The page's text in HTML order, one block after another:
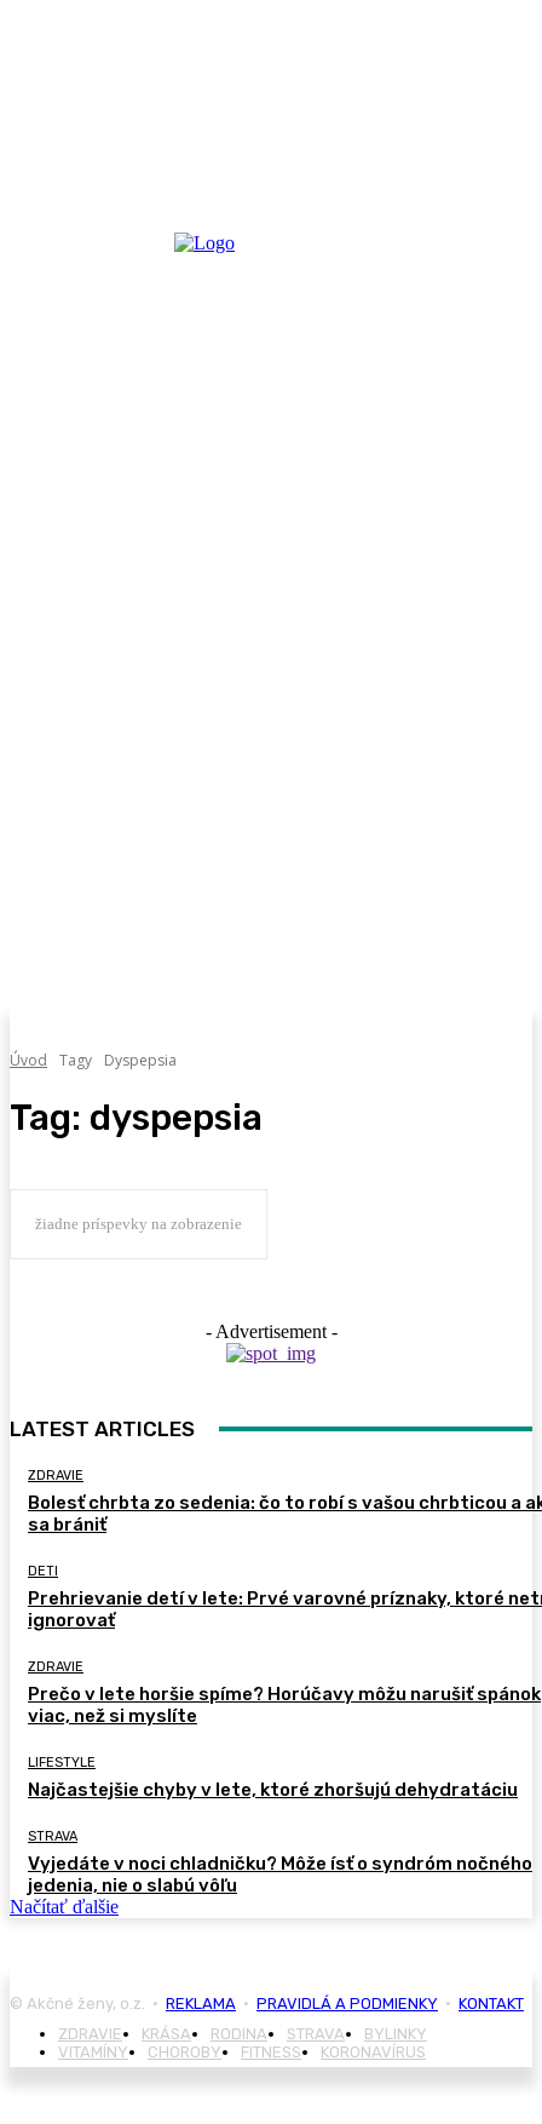
Úvod Tagy Dyspepsia
Tag: dyspepsia
žiadne príspevky na zobrazenie
- Advertisement -
LATEST ARTICLES
ZDRAVIE
Bolesť chrbta zo sedenia: čo to robí s vašou chrbticou a
sa brániť
DETI
Prehrievanie detí v lete: Prvé varovné príznaky, ktoré
ignorovať
ZDRAVIE
Prečo v lete horšie spíme? Horúčavy môžu narušiť spánok
viac, než si myslíte
LIFESTYLE
Najčastejšie chyby v lete, ktoré zhoršujú dehydratáciu
STRAVA
Vyjedáte v noci chladničku? Môže ísť o syndróm nočného
jedenia, nie o slabú vôľu
Načítať ďalšie
© Akčné ženy, o.z. • REKLAMA • PRAVIDLÁ A PODMIENKY • KONTAKT
ZDRAVIE
KRÁSA RODINA STRAVA
BYLINKY
VITAMÍNY
CHOROBY FITNESS KORONAVÍRUS